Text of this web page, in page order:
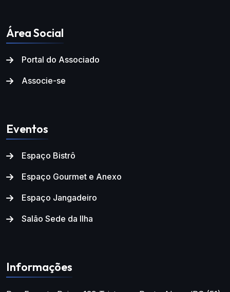
Área Social
Portal do Associado
Associe-se
Eventos
Espaço Bistrô
Espaço Gourmet e Anexo
Espaço Jangadeiro
Salão Sede da Ilha
Informações